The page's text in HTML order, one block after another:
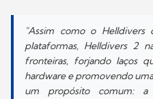
"Assim como o Helldivers
plataformas, Helldivers 2
fronteiras, forjando laços
hardware e promovendo
um propósito comum: